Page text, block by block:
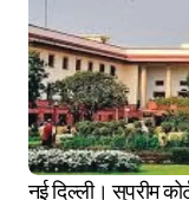
नई दिल्ली। सुप्रीम कोर्ट में केरल के सबरीमाला मंदिर समेत विभिन्न